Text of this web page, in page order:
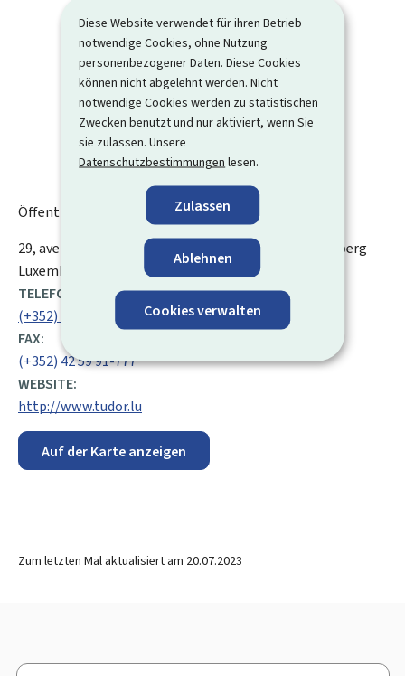
Diese Website verwendet für ihren Betrieb
notwendige Cookies, ohne Nutzung
personenbezogener Daten. Diese Cookies
können nicht abgelehnt werden. Nicht
notwendige Cookies werden zu statistischen
Zwecken benutzt und nur aktiviert, wenn Sie
sie zulassen. Unsere
Datenschutzbestimmungen lesen.
Zulassen
Ablehnen
Cookies verwalten
Öffentliches Forschungszentrum (
) Henri Tudor
ADRESSE:
29, avenue John F. Kennedy
Luxemburg-Kirchberg
Luxemburg
TELEFON:
(+352) 42 59 91-1
FAX:
(+352) 42 59 91-777
WEBSITE:
http://www.tudor.lu
Auf der Karte anzeigen
Zum letzten Mal aktualisiert am 20.07.2023